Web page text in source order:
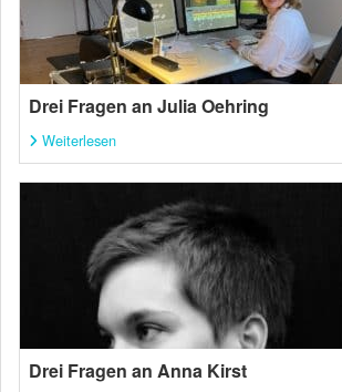
Drei Fragen an Julia Oehring
Weiterlesen
Drei Fragen an Anna Kirst